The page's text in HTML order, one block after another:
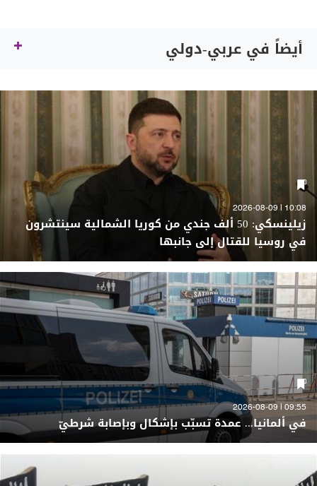
أيضاً في عربي-دولي
10:08 | 2026-08-09
زيلينسكي: 50 ألف جندي من كوريا الشمالية سينتشرون
في روسيا للقتال إلى جانبها
09:55 | 2026-08-09
في ألمانيا... عمدة تسبّب بإشكال وبإصابة شرطيّ